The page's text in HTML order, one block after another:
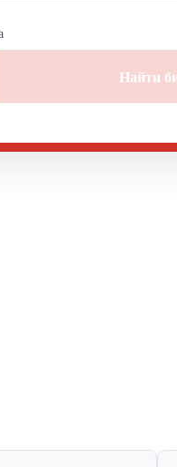
Найти